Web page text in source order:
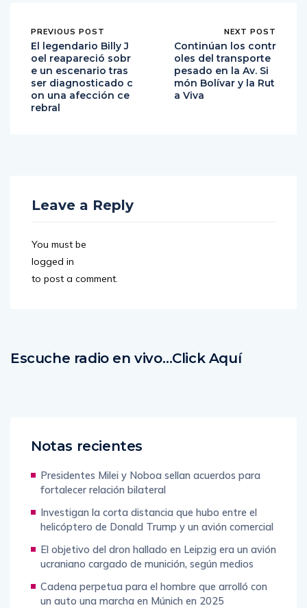
PREVIOUS POST
El legendario Billy J
oel reapareció sobr
e un escenario tras
ser diagnosticado c
on una afección ce
rebral
NEXT POST
Continúan los contr
oles del transporte
pesado en la Av. Si
món Bolívar y la Rut
a Viva
Leave a Reply
You must be
logged in
to post a comment.
Escuche radio en vivo…Click Aquí
Notas recientes
Presidentes Milei y Noboa sellan acuerdos para
fortalecer relación bilateral
Investigan la corta distancia que hubo entre el
helicóptero de Donald Trump y un avión comercial
El objetivo del dron hallado en Leipzig era un avión
ucraniano cargado de munición, según medios
Cadena perpetua para el hombre que arrolló con
un auto una marcha en Múnich en 2025